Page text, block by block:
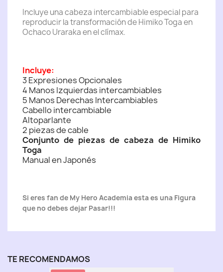
Incluye una cabeza intercambiable especial para
reproducir la transformación de Himiko Toga en
Ochaco Uraraka en el clímax.
Incluye:
3 Expresiones Opcionales
4 Manos Izquierdas intercambiables
5 Manos Derechas Intercambiables
Cabello intercambiable
Altoparlante
2 piezas de cable
Conjunto de piezas de cabeza de Himiko
Toga
Manual en Japonés
Si eres fan de My Hero Academia esta es una Figura
que no debes dejar Pasar!!!
TE RECOMENDAMOS